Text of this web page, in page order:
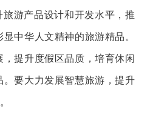
游产品设计和开发水平，推
中华人文精神的旅游精品。
提升度假区品质，培育休闲
。要大力发展智慧旅游，提升